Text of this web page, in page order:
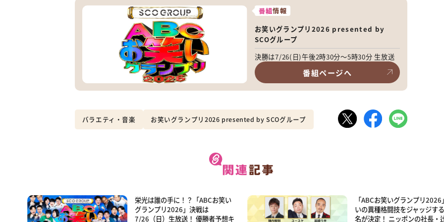
番組情報
お笑いグランプリ2026 presented by
SCOグループ
決勝は7/26(日)午後2時30分～5時30分 生放送
番組ページへ
バラエティ・音楽 お笑いグランプリ2026 presented by SCOグループ
栄光は誰の手に！？「ABCお笑い
グランプリ2026」決戦は
7/26（日）生放送！ 優勝者予想キ
「ABCお笑いグランプリ2026
いの異種格闘技をジャッジす
名が決定！ ニッポンの社長・